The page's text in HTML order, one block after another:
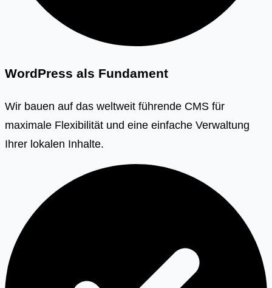
WordPress als Fundament
Wir bauen auf das weltweit führende CMS für
maximale Flexibilität und eine einfache Verwaltung
Ihrer lokalen Inhalte.